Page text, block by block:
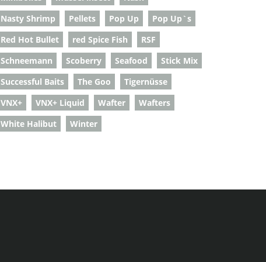
Nasty Shrimp
Pellets Pop Up
Pop Up`s
Red Hot Bullet
red Spice Fish
RSF
Schneemann
Scoberry Seafood
Stick Mix
Successful Baits
The Goo
Tigernüsse
VNX+
VNX+ Liquid Wafter
Wafters
White Halibut
Winter